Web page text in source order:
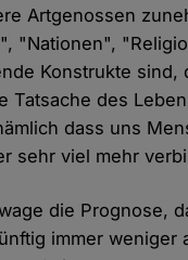
Artgenossen
"Nationen",
Konstrukte sind,
Tatsache des
dass uns
sehr viel mehr
die Prognose,
immer weniger